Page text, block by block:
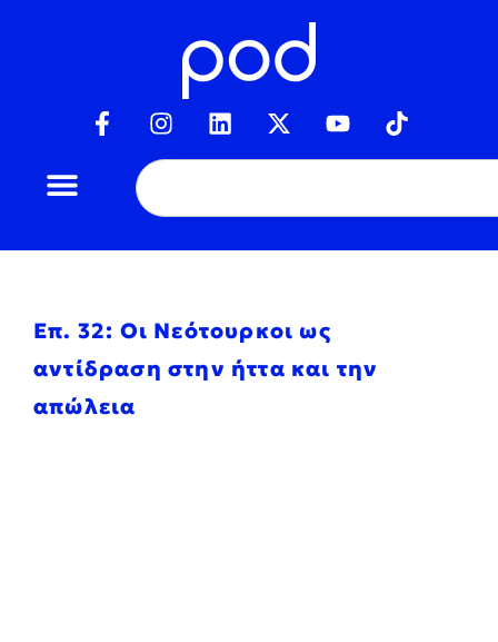
Επ. 32: Οι Νεότουρκοι ως
αντίδραση στην ήττα και την
απώλεια